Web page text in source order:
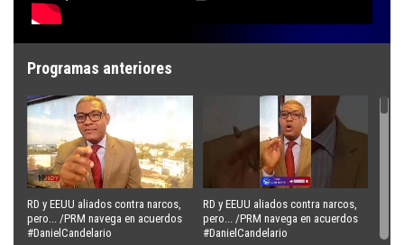
Programas anteriores
RD y EEUU aliados contra narcos,
pero... /PRM navega en acuerdos
#DanielCandelario
RD y EEUU aliados contra narcos,
pero... /PRM navega en acuerdos
#DanielCandelario